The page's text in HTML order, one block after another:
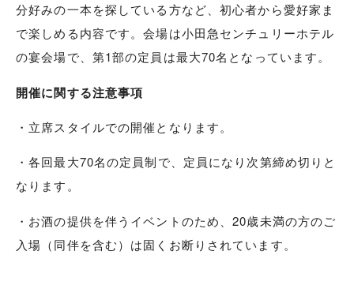
分好みの一本を探している方など、初心者から愛好家ま
で楽しめる内容です。会場は小田急センチュリーホテル
の宴会場で、第1部の定員は最大70名となっています。
開催に関する注意事項
・立席スタイルでの開催となります。
・各回最大70名の定員制で、定員になり次第締め切りと
なります。
・お酒の提供を伴うイベントのため、20歳未満の方のご
入場（同伴を含む）は固くお断りされています。